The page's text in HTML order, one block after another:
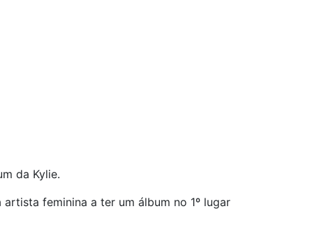
da Kylie.
feminina a ter um álbum no 1º lugar